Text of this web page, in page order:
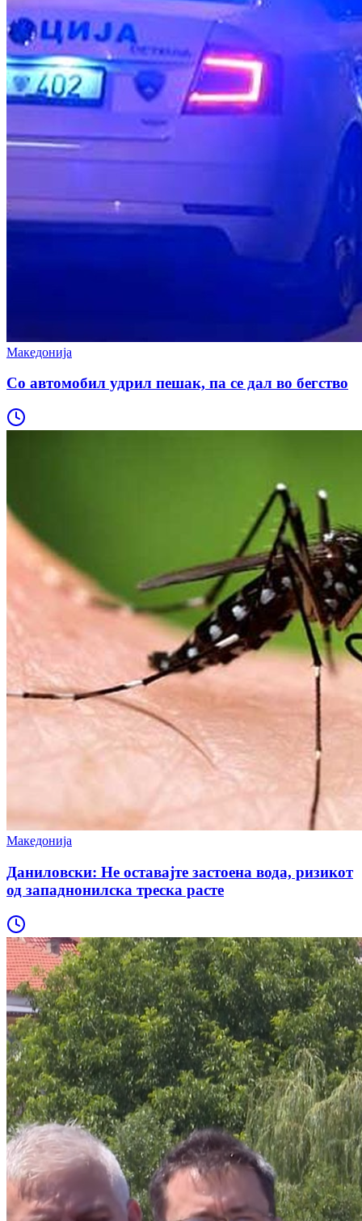
Македонија
Со автомобил удрил пешак, па се дал во бегство
Македонија
Даниловски: Не оставајте застоена вода, ризикот
од западнонилска треска расте